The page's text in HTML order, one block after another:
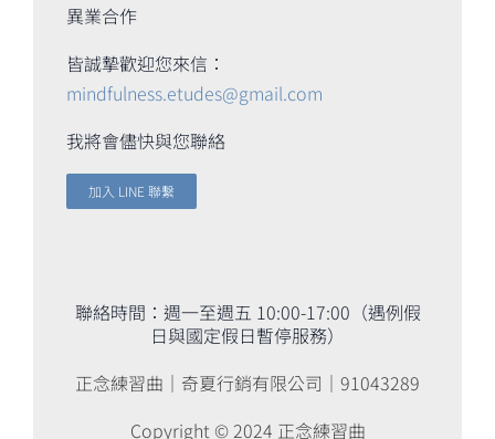
異業合作
皆誠摯歡迎您來信：
mindfulness.etudes@gmail.com
我將會儘快與您聯絡
加入 LINE 聯繫
聯絡時間：週一至週五 10:00-17:00（遇例假
日與國定假日暫停服務）
正念練習曲｜奇夏行銷有限公司｜91043289
Copyright © 2024 正念練習曲